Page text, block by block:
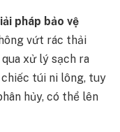
pháp bảo vệ
vứt rác thải
xử lý sạch ra
túi ni lông, tuy
hủy, có thể lên